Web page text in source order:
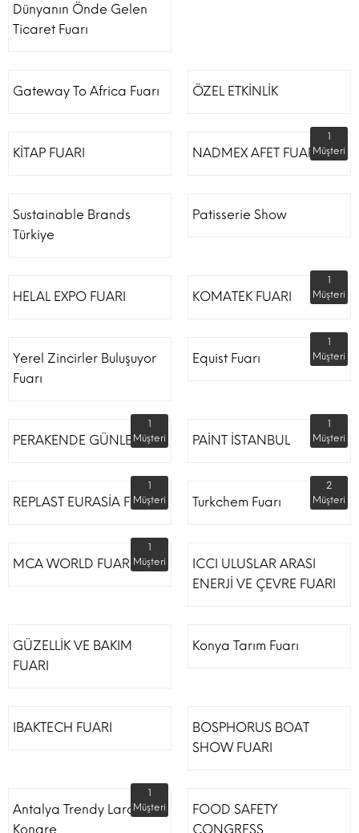
Dünyanın Önde Gelen
Ticaret Fuarı
Gateway To Africa Fuarı ÖZEL ETKİNLİK
KİTAP FUARI NADMEX AFET FUARI
1
Müşteri
Sustainable Brands
Türkiye
Patisserie Show
HELAL EXPO FUARI KOMATEK FUARI
1
Müşteri
Yerel Zincirler Buluşuyor
Fuarı
Equist Fuarı
1
Müşteri
PERAKENDE GÜNLERİ
1
Müşteri
PAİNT İSTANBUL
1
Müşteri
REPLAST EURASİA FUARI
1
Müşteri
Turkchem Fuarı
2
Müşteri
MCA WORLD FUARI
1
Müşteri
ICCI ULUSLAR ARASI
ENERJİ VE ÇEVRE FUARI
GÜZELLİK VE BAKIM
FUARI
Konya Tarım Fuarı
IBAKTECH FUARI
BOSPHORUS BOAT
SHOW FUARI
Antalya Trendy Lara Otel
Kongre
1
Müşteri
FOOD SAFETY
CONGRESS